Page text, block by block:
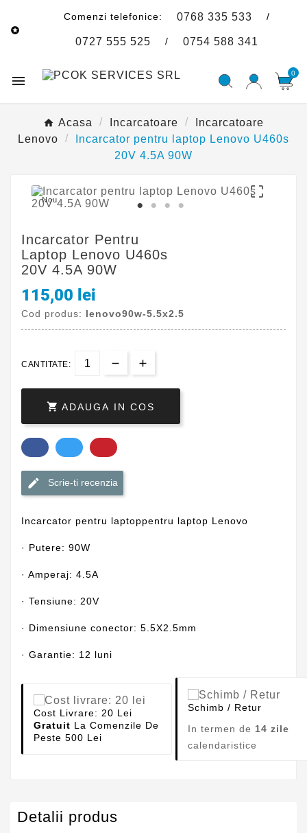

Comenzi telefonice: 0768 335 533
0727 555 525 / 0754 588 341
 0
Acasa Incarcatoare
Incarcatoare
Lenovo
Incarcator pentru laptop Lenovo U460s
20V 4.5A 90W
Nou 
Incarcator Pentru
Laptop Lenovo U460s
20V 4.5A 90W
115,00 lei
Cod produs: lenovo90w-5.5x2.5
CANTITATE:
 ADAUGA IN COS
Scrie-ti recenzia
Incarcator pentru laptoppentru laptop Lenovo
· Putere: 90W
· Amperaj: 4.5A
· Tensiune: 20V
· Dimensiune conector: 5.5X2.5mm
· Garantie: 12 luni
Cost Livrare: 20 Lei
Gratuit La Comenzile De
Peste 500 Lei
Schimb / Retur
In termen de 14 zile
calendaristice
Detalii produs